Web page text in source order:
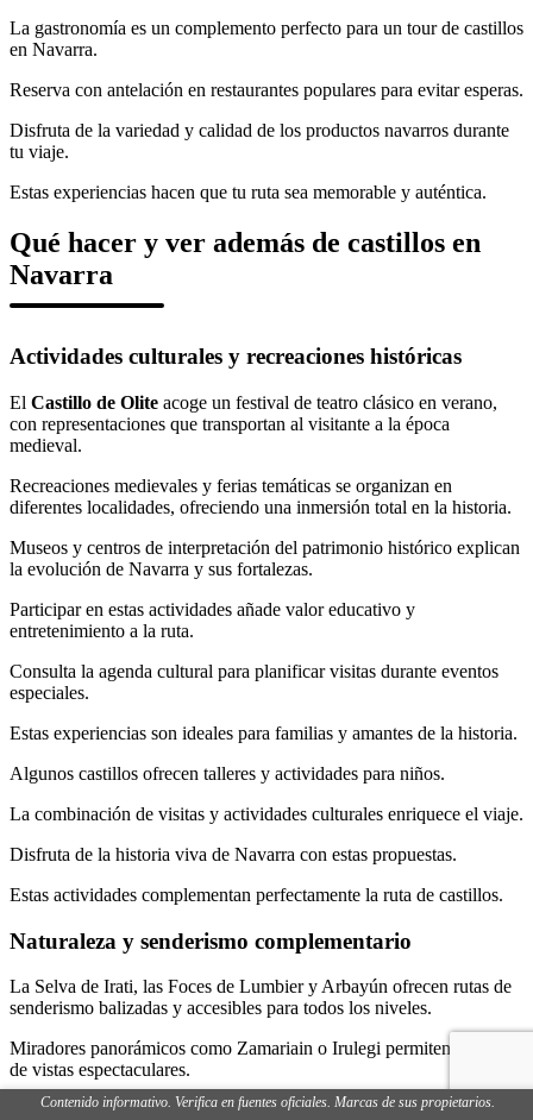
La gastronomía es un complemento perfecto para un tour de castillos
en Navarra.
Reserva con antelación en restaurantes populares para evitar esperas.
Disfruta de la variedad y calidad de los productos navarros durante
tu viaje.
Estas experiencias hacen que tu ruta sea memorable y auténtica.
Qué hacer y ver además de castillos en
Navarra
Actividades culturales y recreaciones históricas
El Castillo de Olite acoge un festival de teatro clásico en verano,
con representaciones que transportan al visitante a la época
medieval.
Recreaciones medievales y ferias temáticas se organizan en
diferentes localidades, ofreciendo una inmersión total en la historia.
Museos y centros de interpretación del patrimonio histórico explican
la evolución de Navarra y sus fortalezas.
Participar en estas actividades añade valor educativo y
entretenimiento a la ruta.
Consulta la agenda cultural para planificar visitas durante eventos
especiales.
Estas experiencias son ideales para familias y amantes de la historia.
Algunos castillos ofrecen talleres y actividades para niños.
La combinación de visitas y actividades culturales enriquece el viaje.
Disfruta de la historia viva de Navarra con estas propuestas.
Estas actividades complementan perfectamente la ruta de castillos.
Naturaleza y senderismo complementario
La Selva de Irati, las Foces de Lumbier y Arbayún ofrecen rutas de
senderismo balizadas y accesibles para todos los niveles.
Miradores panorámicos como Zamariain o Irulegi permiten disfrutar
de vistas espectaculares.
Las rutas en bicicleta de gravel y ciclismo de montaña son opciones
Contenido informativo. Verifica en fuentes oficiales. Marcas de sus propietarios.